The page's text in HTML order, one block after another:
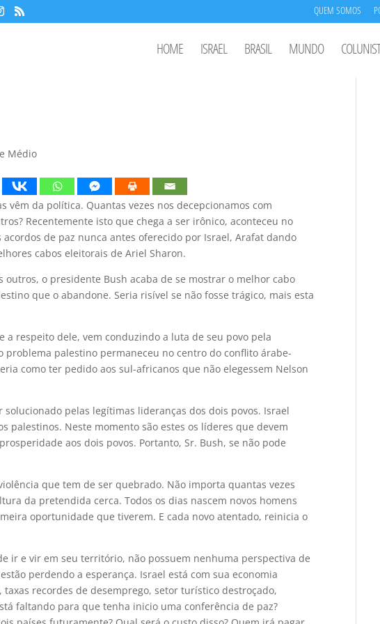
QUEM SOMOS
HOME ISRAEL BRASIL MUNDO
Médio
da política. Quantas vezes nos decepcionamos com
Recentemente isto que chega a ser irônico, aconteceu no
de paz nunca antes oferecido por Israel, Arafat dando
cabos eleitorais de Ariel Sharon.
o presidente Bush acaba de se mostrar o melhor cabo
que o abandone. Seria risível se não fosse trágico, mais esta
respeito dele, vem conduzindo a luta de seu povo pela
problema palestino permaneceu no centro do conflito árabe-
como ter pedido aos sul-africanos que não elegessem Nelson
pelas legítimas lideranças dos dois povos. Israel
palestinos. Neste momento são estes os líderes que devem
aos dois povos. Portanto, Sr. Bush, se não pode
que tem de ser quebrado. Não importa quantas vezes
da pretendida cerca. Todos os dias nascem novos homens
oportunidade que tiverem. E cada novo atentado, reinicia o
ir e vir em seu território, não possuem nenhuma perspectiva de
perdendo a esperança. Israel está com sua economia
recordes de desemprego, setor turístico destroçado,
faltando para que tenha inicio uma conferência de paz?